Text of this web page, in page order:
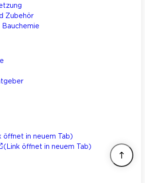
Zubehör
öffnet in neuem Tab)
(Link öffnet in neuem Tab)